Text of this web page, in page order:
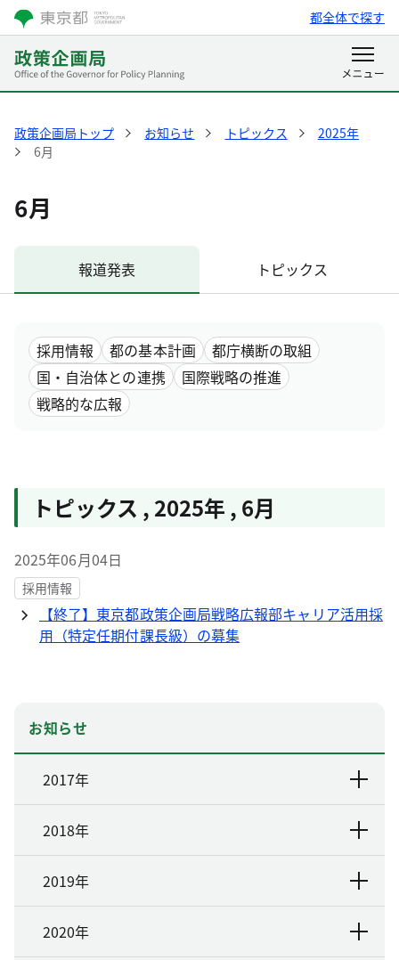
都全体で探す
政策企画局トップ お知らせ トピックス
2025年
6月
6月
報道発表 トピックス
採用情報 都の基本計画
都庁横断の取組
国・自治体との連携
国際戦略の推進
戦略的な広報
トピックス , 2025年 , 6月
2025年06月04日
採用情報
【終了】東京都政策企画局戦略広報部キャリア活用採
用（特定任期付課長級）の募集
お知らせ
2017年
2018年
2019年
2020年